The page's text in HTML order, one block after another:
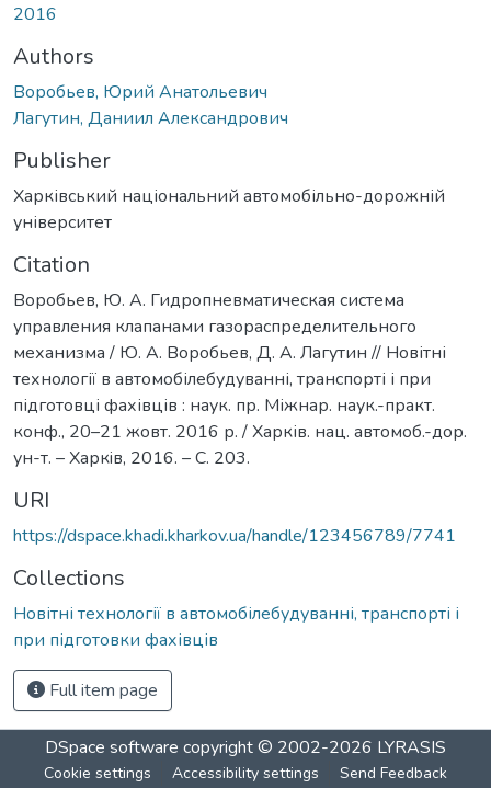
2016
Authors
Воробьев, Юрий Анатольевич
Лагутин, Даниил Александрович
Publisher
Харківський національний автомобільно-дорожній
університет
Citation
Воробьев, Ю. А. Гидропневматическая система
управления клапанами газораспределительного
механизма / Ю. А. Воробьев, Д. А. Лагутин // Новітні
технології в автомобілебудуванні, транспорті і при
підготовці фахівців : наук. пр. Міжнар. наук.-практ.
конф., 20–21 жовт. 2016 р. / Харків. нац. автомоб.-дор.
ун-т. – Харкiв, 2016. – С. 203.
URI
https://dspace.khadi.kharkov.ua/handle/123456789/7741
Collections
Новітні технології в автомобілебудуванні, транспорті і
при підготовки фахівців
Full item page
DSpace software copyright © 2002-2026 LYRASIS
Cookie settings Accessibility settings Send Feedback